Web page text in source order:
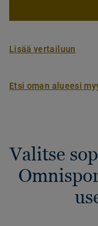
Lisää vertailuun
Etsi oman alueesi
Valitse